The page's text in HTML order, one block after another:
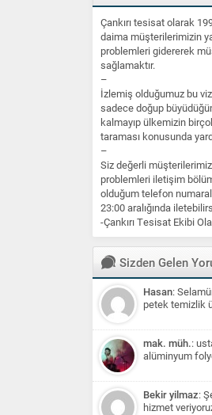
Çankırı tesisat olarak
daima müşterilerimizin
problemleri gidererek
sağlamaktır.
–
İzlemiş olduğumuz bu
sadece doğup
kalmayıp ülkemizin
taraması konusunda
–
Siz değerli
problemleri iletişim
olduğum telefon
23:00 aralığında
-Çankırı Tesisat Ekibi
Sizden Gelen
Hasan:
petek temizlik
mak. müh.:
alüminyum
Bekir yilmaz:
hizmet